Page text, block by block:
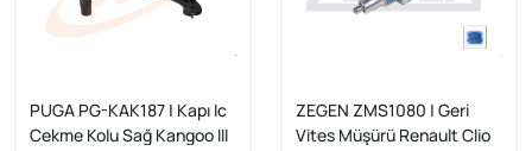
PUGA PG-KAK187 | Kapı Ic
Cekme Kolu Sağ Kangoo III
ZEGEN ZMS1080 | Geri
Vites Müşürü Renault Clio